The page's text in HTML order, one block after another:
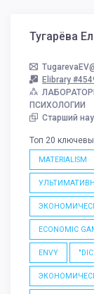
Тугарёва
Elibrary
ПСИХОЛОГИИ
Старший
Топ 20
MATERIALISM
ECONOMIC
ENVY